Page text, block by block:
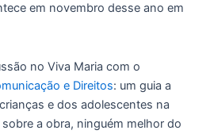
em novembro desse ano em
no Viva Maria com o
e Direitos: um guia a
e dos adolescentes na
a obra, ninguém melhor do